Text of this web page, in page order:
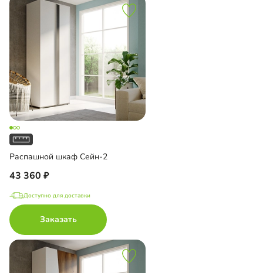
Распашной шкаф Сейн-2
43 360
Доступно для доставки
Заказать